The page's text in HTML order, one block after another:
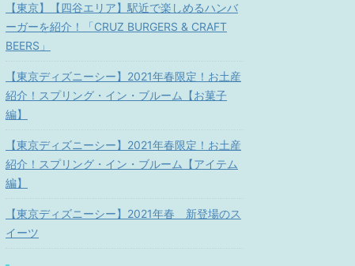
【東京】【四谷エリア】駅近で楽しめるハンバ
ーガーを紹介！「CRUZ BURGERS & CRAFT
BEERS」
【東京ディズニーシー】2021年春限定！お土産
紹介！スプリング・イン・ブルーム【お菓子
編】
【東京ディズニーシー】2021年春限定！お土産
紹介！スプリング・イン・ブルーム【アイテム
編】
【東京ディズニーシー】2021年春 新登場のス
イーツ